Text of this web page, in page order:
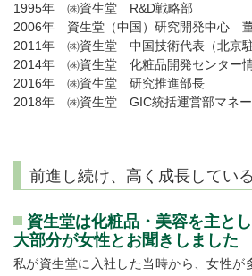
1995年 ㈱資生堂 R&D戦略部
2006年 資生堂（中国）研究開発中心 董
2011年 ㈱資生堂 中国技術代表（北京駐
2014年 ㈱資生堂 化粧品開発センター
2016年 ㈱資生堂 研究推進部長
2018年 ㈱資生堂 GIC統括運営部マネー
前進し続け、高く成長してい
資生堂は化粧品・美容を主と
大部分が女性とお聞きしました
私が資生堂に入社した当時から、女性が